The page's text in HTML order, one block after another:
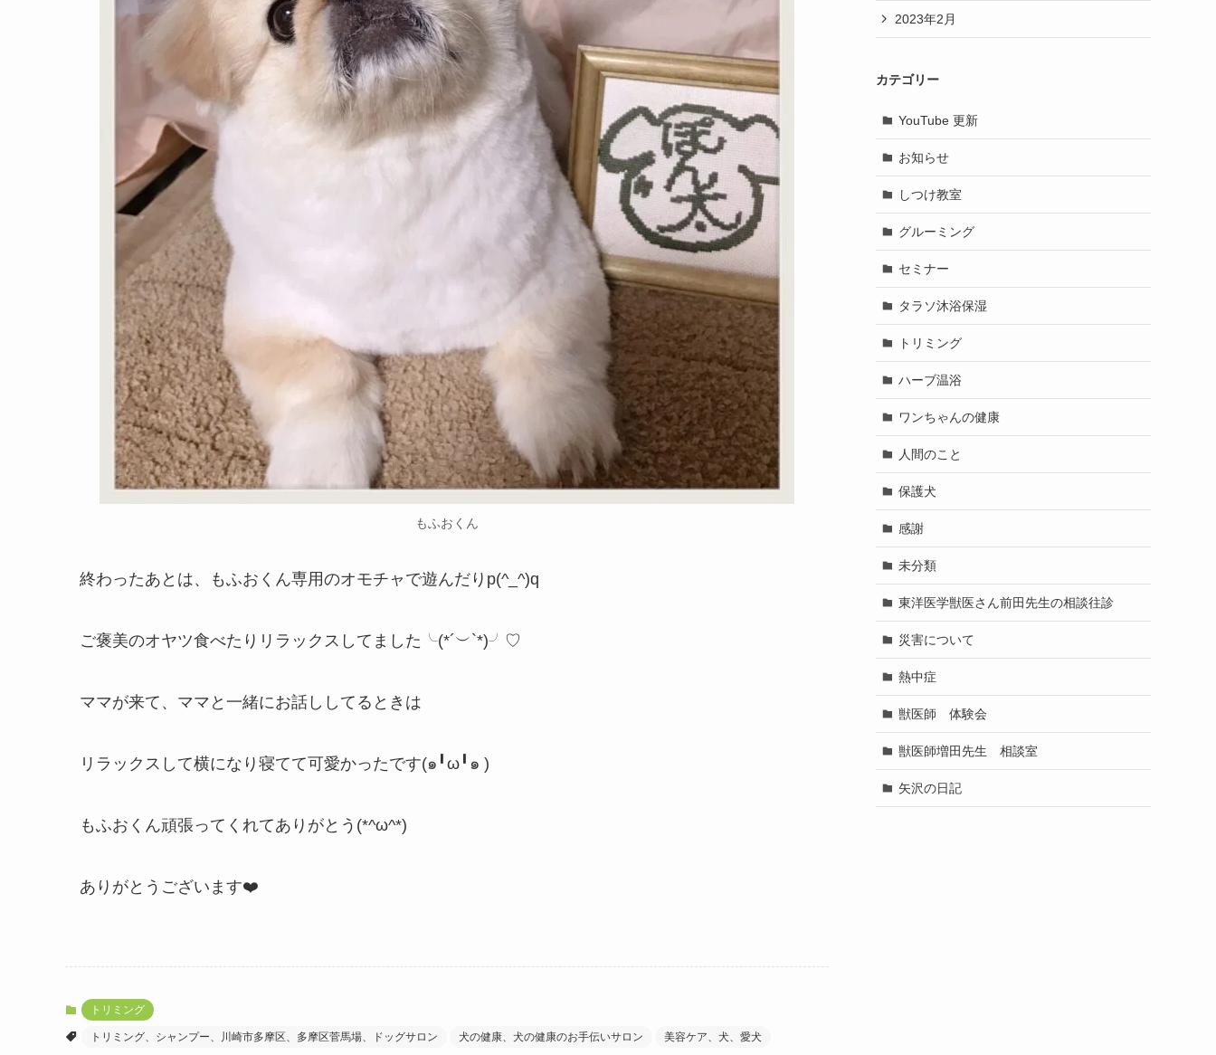
もふおくん
終わったあとは、もふおくん専用のオモチャで遊んだりp(^_^)q
ご褒美のオヤツ食べたりリラックスしてました╰(*´︶`*)╯♡
ママが来て、ママと一緒にお話ししてるときは
リラックスして横になり寝てて可愛かったです(๑╹ω╹๑ )
もふおくん頑張ってくれてありがとう(*^ω^*)
ありがとうございます❤️
トリミング
トリミング、シャンプー、川崎市多摩区、多摩区菅馬場、ドッグサロン 犬の健康、犬の健康のお手伝いサロン 美容ケア、犬、愛犬
2023年2月
カテゴリー
YouTube 更新
お知らせ
しつけ教室
グルーミング
セミナー
タラソ沐浴保湿
トリミング
ハーブ温浴
ワンちゃんの健康
人間のこと
保護犬
感謝
未分類
東洋医学獣医さん前田先生の相談往診
災害について
熱中症
獣医師 体験会
獣医師増田先生 相談室
矢沢の日記